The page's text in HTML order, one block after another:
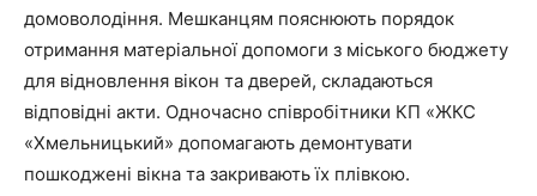
домоволодіння. Мешканцям пояснюють порядок
отримання матеріальної допомоги з міського бюджету
для відновлення вікон та дверей, складаються
відповідні акти. Одночасно співробітники КП «ЖКС
«Хмельницький» допомагають демонтувати
пошкоджені вікна та закривають їх плівкою.